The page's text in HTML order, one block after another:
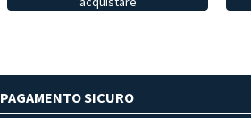
PAGAMENTO SICURO